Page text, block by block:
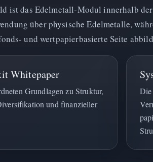
ist das Edelmetall-Modul innerhalb
über physische Edelmetalle,
und wertpapierbasierte Seite
Whitepaper
Grundlagen zu Struktur,
und finanzieller